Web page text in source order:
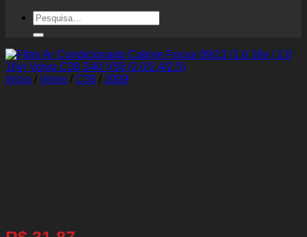
Pesquisar
por:
Início / Volvo / C30 / 2009